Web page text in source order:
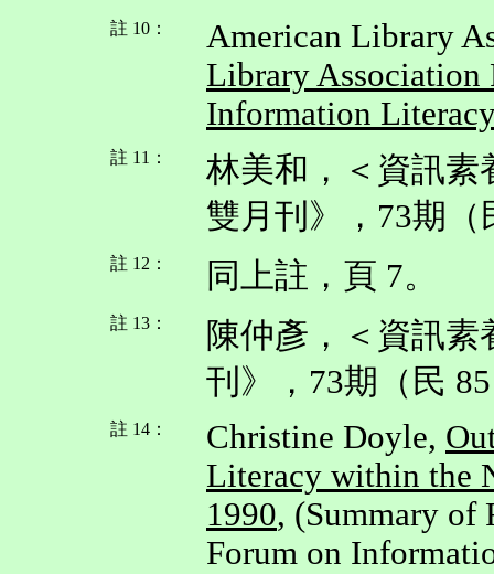
註 10：
American Library
Library Association
Information Literacy
註 11：
林美和，＜資訊素
雙月刊》，73期（
註 12： 同上註，頁 7。
註 13：
陳仲彥，＜資訊
刊》，73期（民
註 14： Christine Doyle,
Literacy within the
1990, (Summary of
Forum on